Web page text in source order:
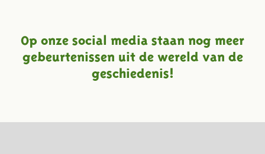
Op onze social media staan nog meer
gebeurtenissen uit de wereld van de
geschiedenis!